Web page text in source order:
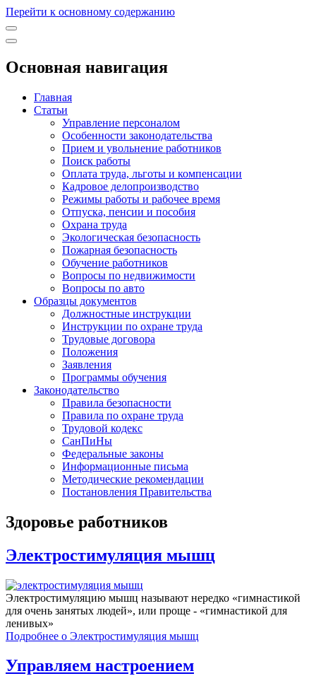
Перейти к основному содержанию
Основная навигация
Главная
Статьи
Управление персоналом
Особенности законодательства
Прием и увольнение работников
Поиск работы
Оплата труда, льготы и компенсации
Кадровое делопроизводство
Режимы работы и рабочее время
Отпуска, пенсии и пособия
Охрана труда
Экологическая безопасность
Пожарная безопасность
Обучение работников
Вопросы по недвижимости
Вопросы по авто
Образцы документов
Должностные инструкции
Инструкции по охране труда
Трудовые договора
Положения
Заявления
Программы обучения
Законодательство
Правила безопасности
Правила по охране труда
Трудовой кодекс
СанПиНы
Федеральные законы
Информационные письма
Методические рекомендации
Постановления Правительства
Здоровье работников
Электростимуляция мышц
Электростимуляцию мышц называют нередко «гимнастикой
для очень занятых людей», или проще - «гимнастикой для
ленивых»
Подробнее о Электростимуляция мышц
Управляем настроением